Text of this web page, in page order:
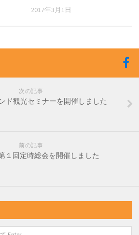
2017年3月1日
次の記事
ド観光セミナーを開催しました
前の記事
１回定時総会を開催しました